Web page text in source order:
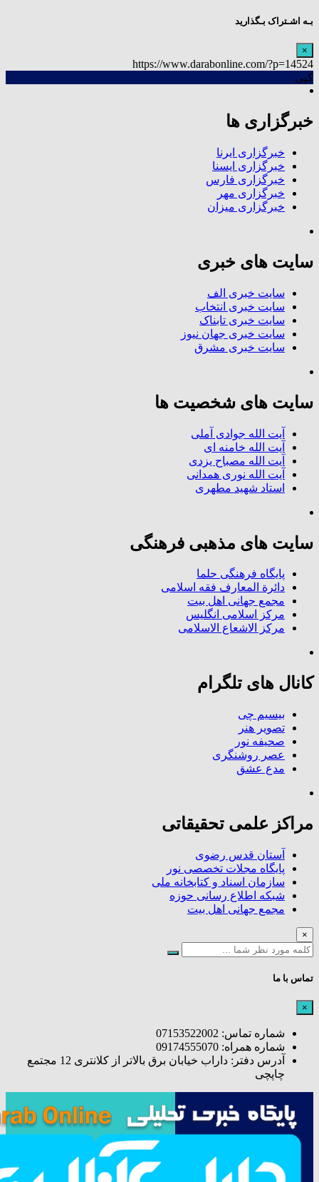
بـه اشـتراک بـگذارید
×
https://www.darabonline.com/?p=14524
کپی
خبرگزاری ها
خبرگزاری ایرنا
خبرگزاری ایسنا
خبرگزاری فارس
خبرگزاری مهر
خبرگزاری میزان
سایت های خبری
سایت خبری الف
سایت خبری انتخاب
سایت خبری تابناک
سایت خبری جهان نیوز
سایت خبری مشرق
سایت های شخصیت ها
آیت الله جوادی آملی
آیت الله خامنه ای
آیت الله مصباح یزدی
آیت الله نوری همدانی
استاد شهید مطهری
سایت های مذهبی فرهنگی
پایگاه فرهنگی حلما
دائرة المعارف فقه اسلامی
مجمع جهانی اهل بیت
مرکز اسلامی انگلیس
مرکز الاشعاع الاسلامی
کانال های تلگرام
بیسیم چی
تصویر هنر
صحیفه نور
عصر روشنگری
مدع عشق
مراکز علمی تحقیقاتی
آستان قدس رضوی
پایگاه مجلات تخصصی نور
سازمان اسناد و کتابخانه ملی
شبکه اطلاع رسانی حوزه
مجمع جهانی اهل بیت
×
تماس با ما
×
شماره تماس: 07153522002
شماره همراه: 09174555070
آدرس دفتر: داراب خیابان برق بالاتر از کلانتری 12 مجتمع
چاپچی